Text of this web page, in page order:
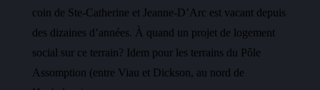
coin de Ste-Catherine et Jeanne-D’Arc est vacant depuis
des dizaines d’années. À quand un projet de logement
social sur ce terrain? Idem pour les terrains du Pôle
Assomption (entre Viau et Dickson, au nord de